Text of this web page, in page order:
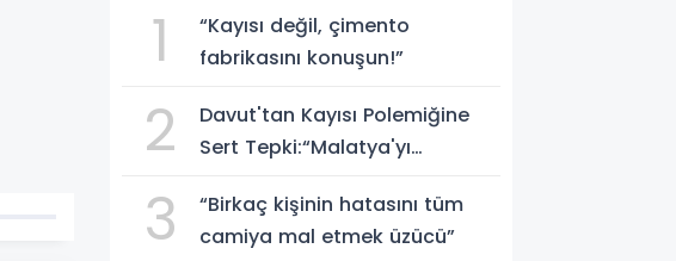
1
“Kayısı değil, çimento
fabrikasını konuşun!”
2
Davut'tan Kayısı Polemiğine
Sert Tepki:“Malatya'yı
3
“Birkaç kişinin hatasını tüm
camiya mal etmek üzücü”